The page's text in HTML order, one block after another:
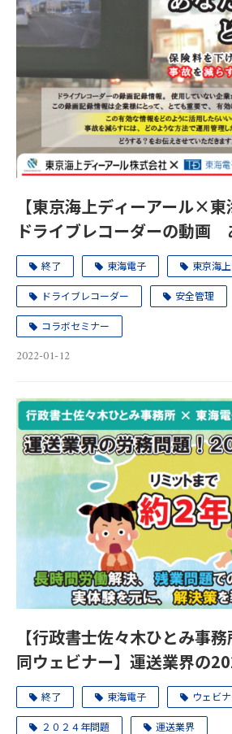
【東京海上ディーアール×東
ドライブレコーダーの動画
うする？2月2日
終了 東海電子 東京海
ドライブレコーダー 安全管理
コラボセミナー
2022-01-12
【行政書士佐々木ひとみ事
同ウェビナー】運送業界の
へ導きます。2022年1月27日
終了 東海電子 ウェビ
２０２４年問題 運送業界